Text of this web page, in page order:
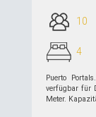
10
4
Puerto
verfügbar für
Meter.